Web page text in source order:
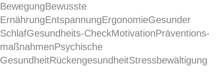
BewegungBewusste
ErnährungEntspannungErgonomieGesunder
SchlafGesundheits-CheckMotivationPräventions­
maßnahmenPsychische
GesundheitRückengesundheitStress­bewältigung